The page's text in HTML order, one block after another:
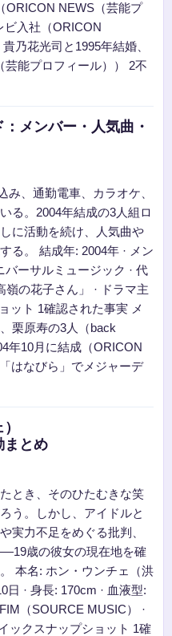
ORICON NEWS（芸能プ
ビ入社（ORICON
乃花光司と1995年結婚、
芸能プロフィール）） 2不
メンバー・人気曲・
み、通勤電車、カラオケ、
る。2004年結成の3人組ロ
に活動を続け、人気曲や
る。 結成年: 2004年 · メン
バーサルミュージック · 代
の花子さん」 · ドラマ主
ット 1確認された事実 メ
栗原寿の3人（back
年10月に結成（ORICON
はなびら」でメジャーデ
まとめ
とき、そのひたむきな笑
う。しかし、アイドルと
実力不足をめぐる批判、
歳の彼女の現在地を確
本名: ホン・ウンチェ（洪
日 · 身長: 170cm · 血液型:
（SOURCE MUSIC） ·
ックスナップショット 1確